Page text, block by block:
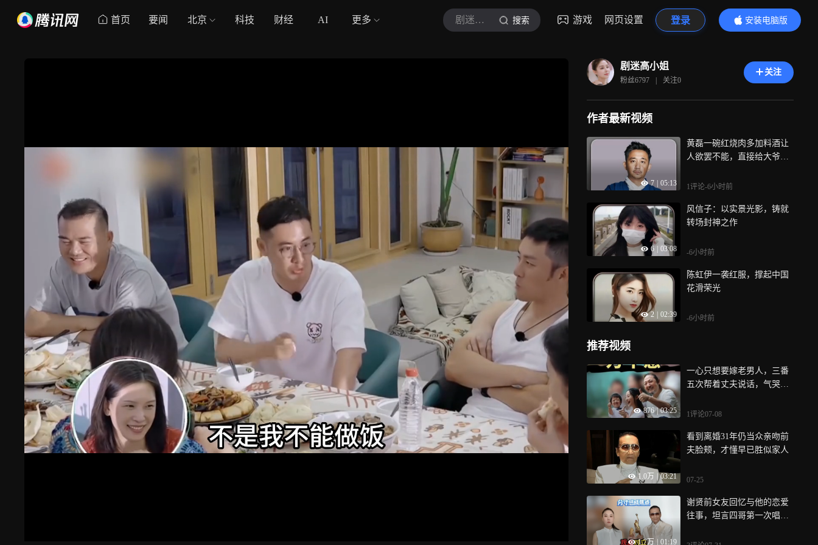
首页 要闻 北京 科技 财经 AI 更多 剧迷高小姐 搜索 游戏 网页设置 登录
安装电脑版
内容更精彩
剧迷高小姐
粉丝6797 | 关注0
关注
作者最新视频
7 05:13
黄磊一碗红烧肉多加料酒让
人欲罢不能，直接给大爷十
1评论-6小时前
6 03:08
风信子：以实景光影，铸就
转场封神之作
-6小时前
2 02:39
陈虹伊一袭红服，撑起中国
花滑荣光
-6小时前
推荐视频
876 | 03:25
一心只想要嫁老男人，三番
五次帮着丈夫说话，气哭亲
1评论07-08
1.0万 03:21
看到离婚31年仍当众亲吻前
夫脸颊，才懂早已胜似家人
07-25
1.7万 01:19
谢贤前女友回忆与他的恋爱
往事，坦言四哥第一次唱歌